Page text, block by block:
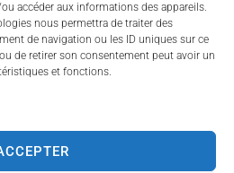
accéder aux informations des appareils.
nous permettra de traiter des
de navigation ou les ID uniques sur ce
de retirer son consentement peut avoir un
et fonctions.